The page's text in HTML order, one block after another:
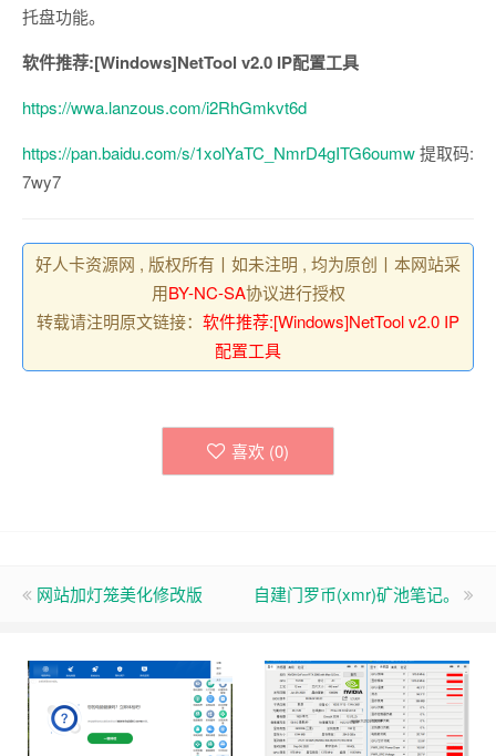
托盘功能。
软件推荐:[Windows]NetTool v2.0 IP配置工具
https://wwa.lanzous.com/i2RhGmkvt6d
https://pan.baidu.com/s/1xolYaTC_NmrD4gITG6oumw提取码:
7wy7
好人卡资源网 , 版权所有丨如未注明 , 均为原创丨本网站采
用BY-NC-SA协议进行授权
转载请注明原文链接： 软件推荐:[Windows]NetTool v2.0 IP
配置工具
喜欢 (0)
网站加灯笼美化修改版 自建门罗币(xmr)矿池笔记。